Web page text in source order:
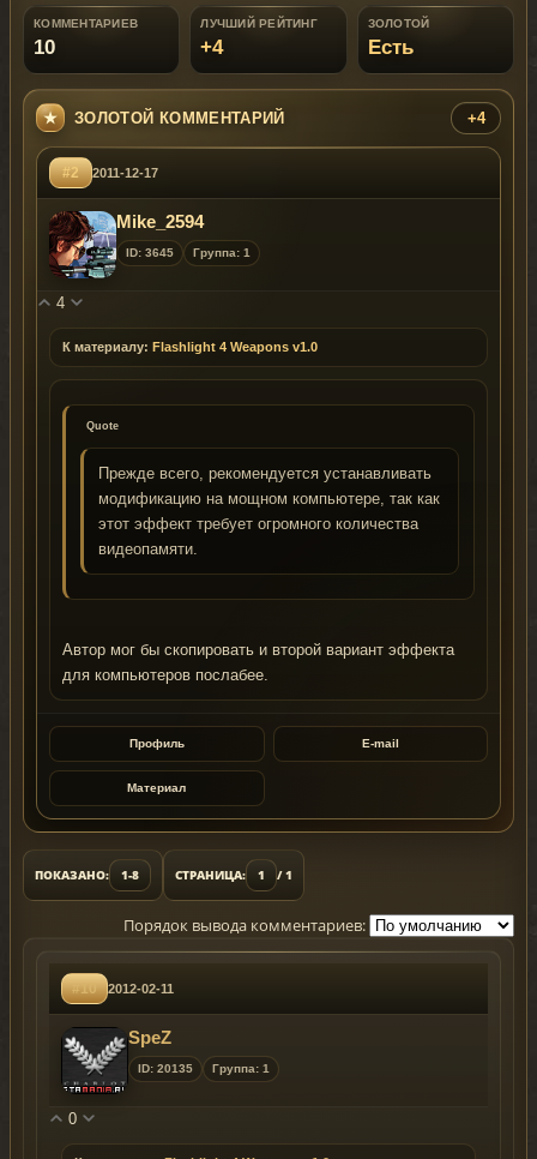
КОММЕНТАРИЕВ
10
ЛУЧШИЙ РЕЙТИНГ
+4
ЗОЛОТОЙ
Есть
ЗОЛОТОЙ КОММЕНТАРИЙ +4
#2 2011-12-17
Mike_2594
ID: 3645 Группа: 1
4
К материалу: Flashlight 4 Weapons v1.0
Quote
Прежде всего, рекомендуется устанавливать
модификацию на мощном компьютере, так как
этот эффект требует огромного количества
видеопамяти.
Автор мог бы скопировать и второй вариант эффекта
для компьютеров послабее.
Профиль E-mail
Материал
ПОКАЗАНО: 1-8 СТРАНИЦА: 1 / 1
Порядок вывода комментариев:
#10 2012-02-11
SpeZ
ID: 20135 Группа: 1
0